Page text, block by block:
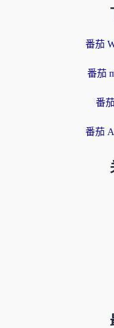
番茄
番茄
番
番茄